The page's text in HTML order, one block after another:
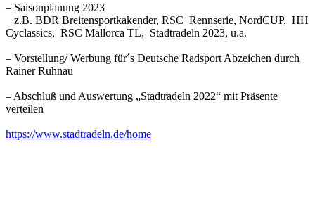
– Saisonplanung 2023
z.B. BDR Breitensportkakender, RSC Rennserie, NordCUP, HH
Cyclassics, RSC Mallorca TL, Stadtradeln 2023, u.a.
– Vorstellung/ Werbung für´s Deutsche Radsport Abzeichen durch
Rainer Ruhnau
– Abschluß und Auswertung „Stadtradeln 2022“ mit Präsente
verteilen
https://www.stadtradeln.de/home